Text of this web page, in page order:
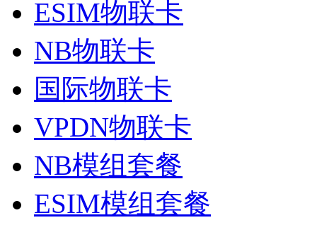
ESIM物联卡
NB物联卡
国际物联卡
VPDN物联卡
NB模组套餐
ESIM模组套餐